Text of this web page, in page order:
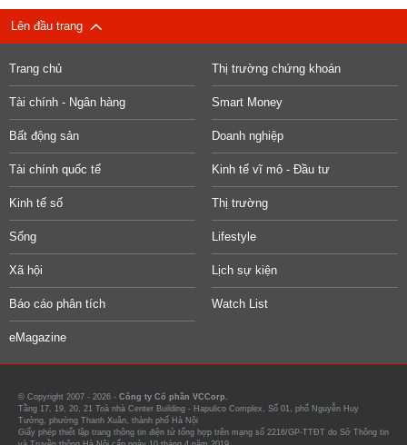
Lên đầu trang
Trang chủ Thị trường chứng khoán
Tài chính - Ngân hàng Smart Money
Bất động sản Doanh nghiệp
Tài chính quốc tế Kinh tế vĩ mô - Đầu tư
Kinh tế số Thị trường
Sống Lifestyle
Xã hội Lịch sự kiện
Báo cáo phân tích Watch List
eMagazine
© Copyright 2007 - 2026 - Công ty Cổ phần VCCorp.
Tầng 17, 19, 20, 21 Toà nhà Center Building - Hapulico Complex, Số 01, phố Nguyễn Huy
Tưởng, phường Thanh Xuân, thành phố Hà Nội
Giấy phép thiết lập trang thông tin điện tử tổng hợp trên mạng số 2216/GP-TTĐT do Sở Thông tin